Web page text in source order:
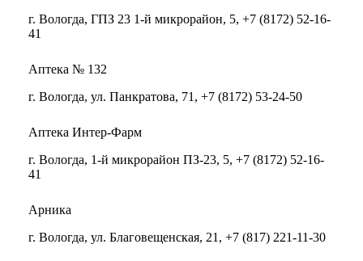
г. Вологда, ГПЗ 23 1-й микрорайон, 5, +7 (8172) 52-16-
41
Аптека № 132
г. Вологда, ул. Панкратова, 71, +7 (8172) 53-24-50
Аптека Интер-Фарм
г. Вологда, 1-й микрорайон ПЗ-23, 5, +7 (8172) 52-16-
41
Арника
г. Вологда, ул. Благовещенская, 21, +7 (817) 221-11-30